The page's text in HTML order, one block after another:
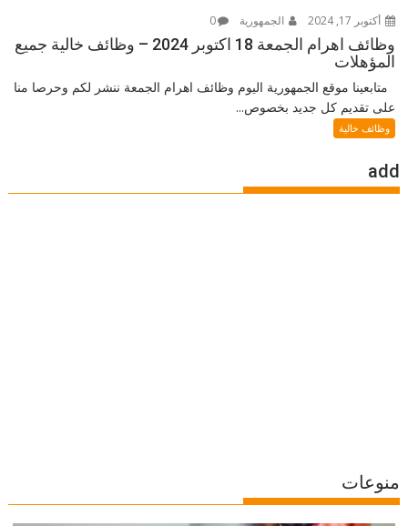
أكتوبر 17, 2024 الجمهورية 0
وظائف اهرام الجمعة 18 اكتوبر 2024 – وظائف خالية جميع
المؤهلات
متابعينا موقع الجمهورية اليوم وظائف اهرام الجمعة ننشر لكم وحرصا منا
على تقديم كل جديد بخصوص...
وظائف خالية
add
منوعات